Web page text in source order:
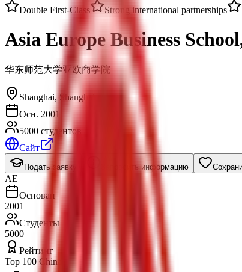
Double First-Class Strong international partnerships
Asia Europe Business
华东师范大学亚欧商学院
Shanghai, Shanghai
Осн. 2001
5000 студентов
Сайт
Подать заявку Запросить информацию
AE
Основан
2001
Студенты
5000
Рейтинг
Top 100 China